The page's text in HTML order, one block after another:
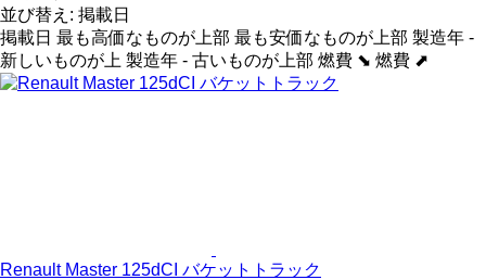
並び替え : 掲載日
掲載日 最も高価なものが上部 最も安価なものが上部 製造年 -
新しいものが上 製造年 - 古いものが上部 燃費 ⬊ 燃費 ⬈
Renault Master 125dCI バケットトラック